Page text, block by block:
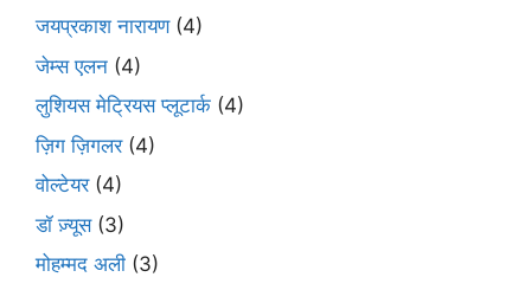
जयप्रकाश नारायण(4)
जेम्स एलन (4)
लुशियस मेट्रियस प्लूटार्क (4)
ज़िग ज़िगलर(4)
वोल्टेयर(4)
डॉ ज़्यूस(3)
मोहम्मद अली (3)